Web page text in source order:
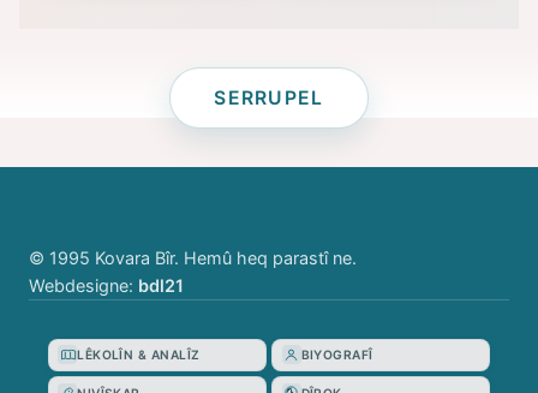
SERRUPEL
© 1995 Kovara Bîr. Hemû heq parastî ne.
Webdesigne: bdl21
LÊKOLÎN & ANALÎZ BIYOGRAFÎ